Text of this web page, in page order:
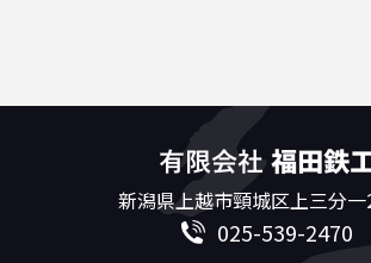
新潟県上越市頸城区上三分
025-539-2470